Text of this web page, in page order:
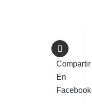
Compartir
En
Facebook